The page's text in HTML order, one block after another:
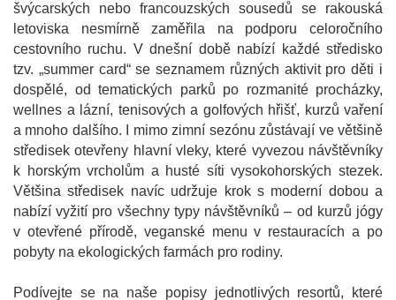
švýcarských nebo francouzských sousedů se rakouská
letoviska nesmírně zaměřila na podporu celoročního
cestovního ruchu. V dnešní době nabízí každé středisko
tzv. „summer card“ se seznamem různých aktivit pro děti i
dospělé, od tematických parků po rozmanité procházky,
wellnes a lázní, tenisových a golfových hřišť, kurzů vaření
a mnoho dalšího. I mimo zimní sezónu zůstávají ve většině
středisek otevřeny hlavní vleky, které vyvezou návštěvníky
k horským vrcholům a husté síti vysokohorských stezek.
Většina středisek navíc udržuje krok s moderní dobou a
nabízí vyžití pro všechny typy návštěvníků – od kurzů jógy
v otevřené přírodě, veganské menu v restauracích a po
pobyty na ekologických farmách pro rodiny.
Podívejte se na naše popisy jednotlivých resortů, které